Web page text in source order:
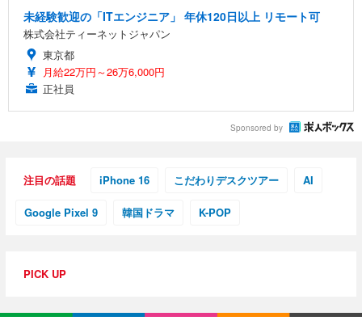
未経験歓迎の「ITエンジニア」 年休120日以上 リモート可
株式会社ティーネットジャパン
東京都
月給22万円～26万6,000円
正社員
Sponsored by
注目の話題 iPhone 16 こだわりデスクツアー AI
Google Pixel 9 韓国ドラマ K-POP
PICK UP